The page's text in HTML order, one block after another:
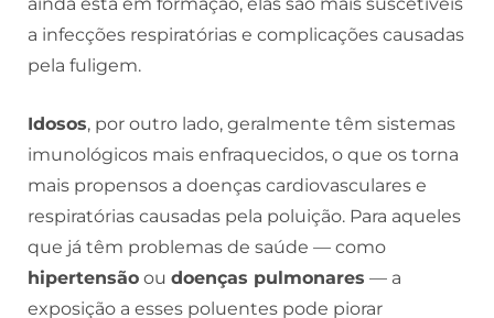
a infecções respiratórias e complicações causadas
pela fuligem.
Idosos, por outro lado, geralmente têm sistemas
imunológicos mais enfraquecidos, o que os torna
mais propensos a doenças cardiovasculares e
respiratórias causadas pela poluição. Para aqueles
que já têm problemas de saúde — como
hipertensão ou doenças pulmonares — a
exposição a esses poluentes pode piorar